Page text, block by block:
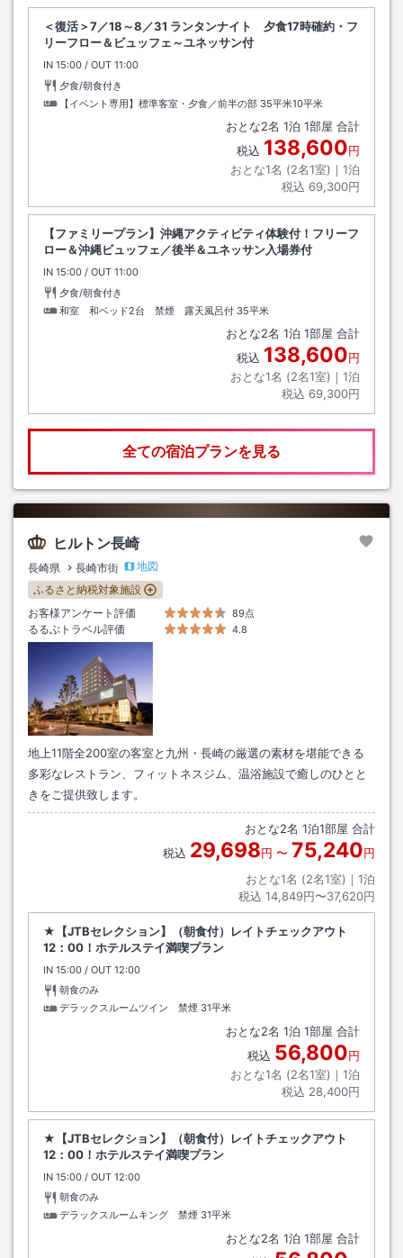
＜復活＞7／18～8／31 ランタンナイト 夕食17時確約・フ
リーフロー＆ビュッフェ～ユネッサン付
IN チェックイン
15:00 / OUT チェックアウト
11:00
夕食/朝食付き
【イベント専用】標準客室・夕食／前半の部 35平米10平米
おとな2名 1泊 1部屋 合計
税込 138,600円
おとな1名 (2名1室)｜ 1泊
税込 69,300円
【ファミリープラン】沖縄アクティビティ体験付！フリーフ
ロー＆沖縄ビュッフェ／後半＆ユネッサン入場券付
IN チェックイン
15:00 / OUT チェックアウト
11:00
夕食/朝食付き
和室 和ベッド2台 禁煙 露天風呂付 35平米
おとな2名 1泊 1部屋 合計
税込 138,600円
おとな1名 (2名1室)｜ 1泊
税込 69,300円
全ての宿泊プランを見る
ヒルトン長崎
長崎県 長崎市街
地図
ふるさと納税対象施設
お客様アンケート評価
89点
るるぶトラベル評価 4.8
地上11階全200室の客室と九州・長崎の厳選の素材を堪能できる
多彩なレストラン、フィットネスジム、温浴施設で癒しのひとと
きをご提供致します。
おとな2名 1泊1部屋 合計
税込 29,698円 〜 75,240円
おとな1名 (2名1室)｜ 1泊
税込 14,849円〜37,620円
★【JTBセレクション】（朝食付）レイトチェックアウト
12：00！ホテルステイ満喫プラン
IN チェックイン
15:00 / OUT チェックアウト
12:00
朝食のみ
デラックスルームツイン 禁煙 31平米
おとな2名 1泊 1部屋 合計
税込 56,800円
おとな1名 (2名1室)｜ 1泊
税込 28,400円
★【JTBセレクション】（朝食付）レイトチェックアウト
12：00！ホテルステイ満喫プラン
IN チェックイン
15:00 / OUT チェックアウト
12:00
朝食のみ
デラックスルームキング 禁煙 31平米
おとな2名 1泊 1部屋 合計